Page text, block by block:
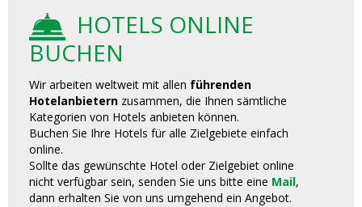
HOTELS ONLINE
BUCHEN
Wir arbeiten weltweit mit allen führenden
Hotelanbieternzusammen, die Ihnen sämtliche
Kategorien von Hotels anbieten können.
Buchen Sie Ihre Hotels für alle Zielgebiete einfach
online.
Sollte das gewünschte Hotel oder Zielgebiet online
nicht verfügbar sein, senden Sie uns bitte eine Mail,
dann erhalten Sie von uns umgehend ein Angebot.